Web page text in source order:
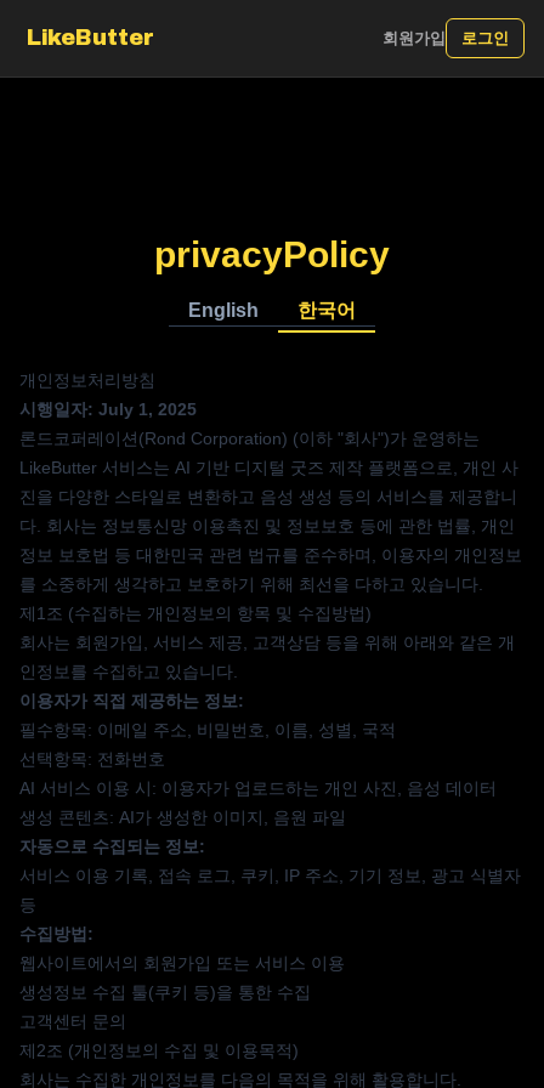
LikeButter 회원가입 로그인
privacyPolicy
English 한국어
개인정보처리방침
시행일자: July 1, 2025
론드코퍼레이션(Rond Corporation) (이하 "회사")가 운영하는
LikeButter 서비스는 AI 기반 디지털 굿즈 제작 플랫폼으로, 개인 사
진을 다양한 스타일로 변환하고 음성 생성 등의 서비스를 제공합니
다. 회사는 정보통신망 이용촉진 및 정보보호 등에 관한 법률, 개인
정보 보호법 등 대한민국 관련 법규를 준수하며, 이용자의 개인정보
를 소중하게 생각하고 보호하기 위해 최선을 다하고 있습니다.
제1조 (수집하는 개인정보의 항목 및 수집방법)
회사는 회원가입, 서비스 제공, 고객상담 등을 위해 아래와 같은 개
인정보를 수집하고 있습니다.
이용자가 직접 제공하는 정보:
필수항목: 이메일 주소, 비밀번호, 이름, 성별, 국적
선택항목: 전화번호
AI 서비스 이용 시: 이용자가 업로드하는 개인 사진, 음성 데이터
생성 콘텐츠: AI가 생성한 이미지, 음원 파일
자동으로 수집되는 정보:
서비스 이용 기록, 접속 로그, 쿠키, IP 주소, 기기 정보, 광고 식별자
등
수집방법:
웹사이트에서의 회원가입 또는 서비스 이용
생성정보 수집 툴(쿠키 등)을 통한 수집
고객센터 문의
제2조 (개인정보의 수집 및 이용목적)
회사는 수집한 개인정보를 다음의 목적을 위해 활용합니다.